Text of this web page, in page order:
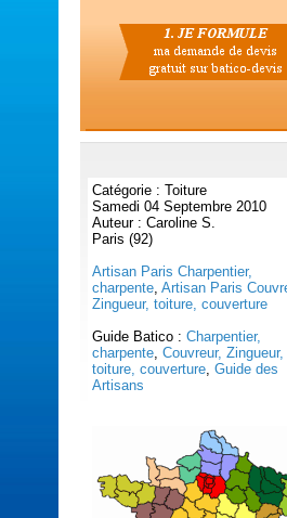
Catégorie : Toiture
Samedi 04 Septembre 2010
Auteur : Caroline S.
Paris (92)
Artisan Paris Charpentier,
charpente, Artisan Paris
Zingueur, toiture, couverture
Guide Batico : Charpentier,
charpente, Couvreur, Zingueur,
toiture, couverture, Guide des
Artisans